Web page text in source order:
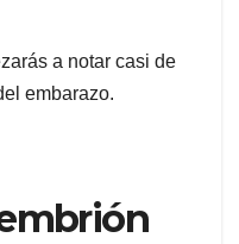
a notar casi de
embarazo.